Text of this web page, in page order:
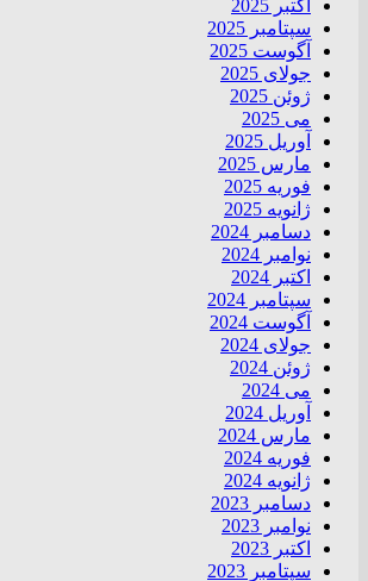
اکتبر 2025
سپتامبر 2025
آگوست 2025
جولای 2025
ژوئن 2025
می 2025
آوریل 2025
مارس 2025
فوریه 2025
ژانویه 2025
دسامبر 2024
نوامبر 2024
اکتبر 2024
سپتامبر 2024
آگوست 2024
جولای 2024
ژوئن 2024
می 2024
آوریل 2024
مارس 2024
فوریه 2024
ژانویه 2024
دسامبر 2023
نوامبر 2023
اکتبر 2023
سپتامبر 2023